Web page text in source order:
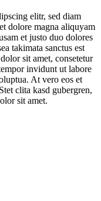
elitr, sed diam
dolore magna aliquyam
et justo duo dolores
takimata sanctus est
sit amet, consetetur
invidunt ut labore
At vero eos et
clita kasd gubergren,
sit amet.